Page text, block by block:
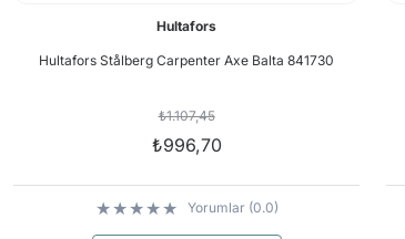
Hultafors
Hultafors Stålberg Carpenter Axe Balta 841730
₺1.107,45
₺996,70
Yorumlar (0.0)